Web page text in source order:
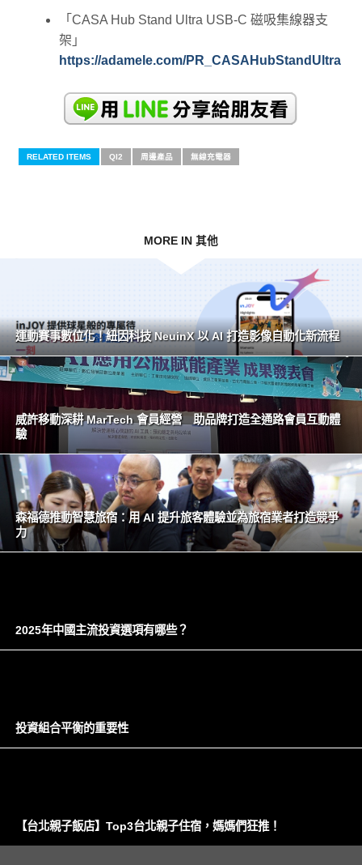
「CASA Hub Stand Ultra USB-C 磁吸集線器支
架」
https://adamele.com/PR_CASAHubStandUltra
RELATED ITEMS QI2 周邊產品 無線充電器
MORE IN 其他
運動賽事數位化！紐因科技 NeuinX 以 AI 打造影像自動化新流程
威許移動深耕 MarTech 會員經營 助品牌打造全通路會員互動體
驗
森福德推動智慧旅宿：用 AI 提升旅客體驗並為旅宿業者打造競爭
力
2025年中國主流投資選項有哪些？
投資組合平衡的重要性
【台北親子飯店】Top3台北親子住宿，媽媽們狂推！